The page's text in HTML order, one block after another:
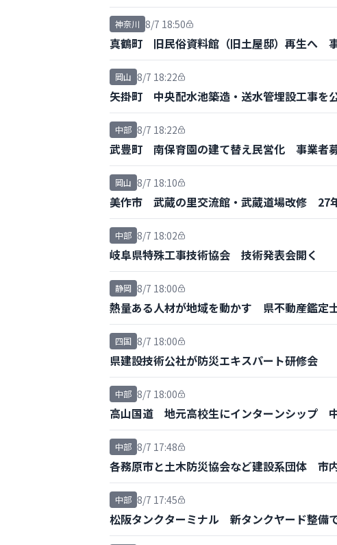
神奈川 8/7 18:50
真鶴町 旧民俗資料館（旧土屋邸）再生へ
岡山 8/7 18:22
矢掛町 中央配水池築造・送水管埋設工事を
中部 8/7 18:22
武豊町 南保育園の建て替え民営化 事業者
岡山 8/7 18:10
美作市 武蔵の里交流館・武蔵道場改修 27
中部 8/7 18:02
岐阜県特殊工事技術協会 技術発表会開く
静岡 8/7 18:00
熱量ある人材が地域を動かす 県不動産鑑定
四国 8/7 18:00
県建設技術公社が防災エキスパート研修会
中部 8/7 18:00
高山国道 地元高校生にインターンシップ
中部 8/7 17:48
各務原市と土木防災協会など建設系団体 市
中部 8/7 17:45
松阪タンクターミナル 新タンクヤード整備